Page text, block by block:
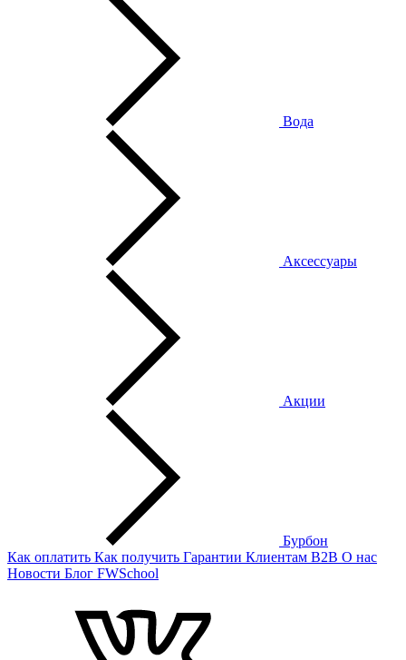
Вода
Аксессуары
Акции
Бурбон
Как оплатить Как получить Гарантии Клиентам B2B О нас
Новости Блог FWSchool